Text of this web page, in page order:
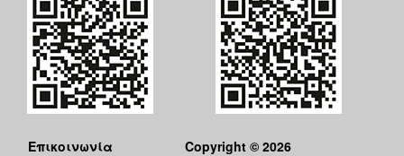
Επικοινωνία
Copyright © 2026